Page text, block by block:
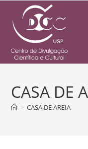
CASA DE
> CASA DE AREIA